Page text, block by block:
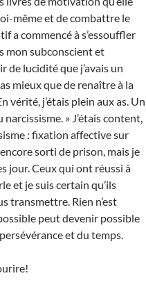
même et de combattre le
a commencé à s’essouffler
mon subconscient et
de lucidité que j’avais un
mieux que de renaître à la
vérité, j’étais plein aux as. Un
narcissisme. » J’étais content,
: fixation affective sur
sorti de prison, mais je
jour. Ceux qui ont réussi à
et je suis certain qu’ils
transmettre. Rien n’est
peut devenir possible
et du temps.